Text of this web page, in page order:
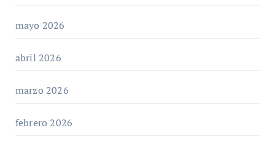
mayo 2026
abril 2026
marzo 2026
febrero 2026